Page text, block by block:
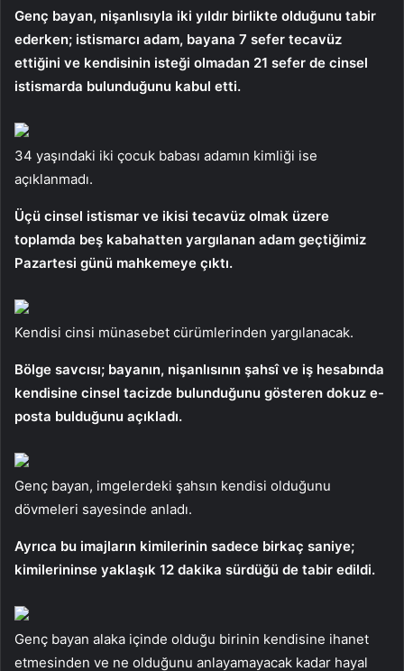
Genç bayan, nişanlısıyla iki yıldır birlikte olduğunu tabir
ederken; istismarcı adam, bayana 7 sefer tecavüz
ettiğini ve kendisinin isteği olmadan 21 sefer de cinsel
istismarda bulunduğunu kabul etti.
34 yaşındaki iki çocuk babası adamın kimliği ise
açıklanmadı.
Üçü cinsel istismar ve ikisi tecavüz olmak üzere
toplamda beş kabahatten yargılanan adam geçtiğimiz
Pazartesi günü mahkemeye çıktı.
Kendisi cinsi münasebet cürümlerinden yargılanacak.
Bölge savcısı; bayanın, nişanlısının şahsî ve iş hesabında
kendisine cinsel tacizde bulunduğunu gösteren dokuz e-
posta bulduğunu açıkladı.
Genç bayan, imgelerdeki şahsın kendisi olduğunu
dövmeleri sayesinde anladı.
Ayrıca bu imajların kimilerinin sadece birkaç saniye;
kimilerininse yaklaşık 12 dakika sürdüğü de tabir edildi.
Genç bayan alaka içinde olduğu birinin kendisine ihanet
etmesinden ve ne olduğunu anlayamayacak kadar hayal